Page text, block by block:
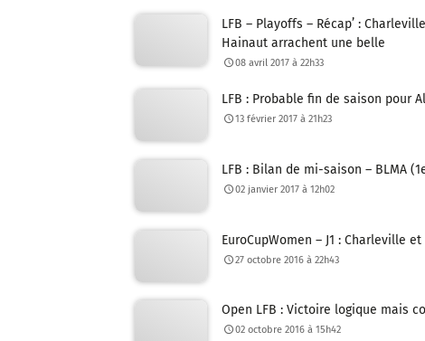
LFB – Playoffs – Récap’ :
Hainaut arrachent une belle
08 avril 2017 à 22h33
LFB : Probable fin de saison pour
13 février 2017 à 21h23
LFB : Bilan de mi-saison – BLMA
02 janvier 2017 à 12h02
EuroCupWomen – J1 : Charleville
27 octobre 2016 à 22h43
Open LFB : Victoire logique mais
02 octobre 2016 à 15h42